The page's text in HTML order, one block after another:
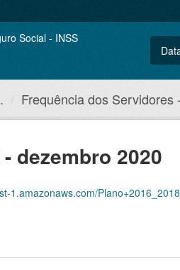
Frequência dos Servidores
dezembro 2020